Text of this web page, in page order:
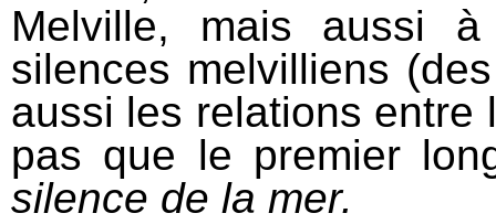
Melville, mais aussi
silences melvilliens
aussi les relations entre
pas que le premier
silence de la mer.